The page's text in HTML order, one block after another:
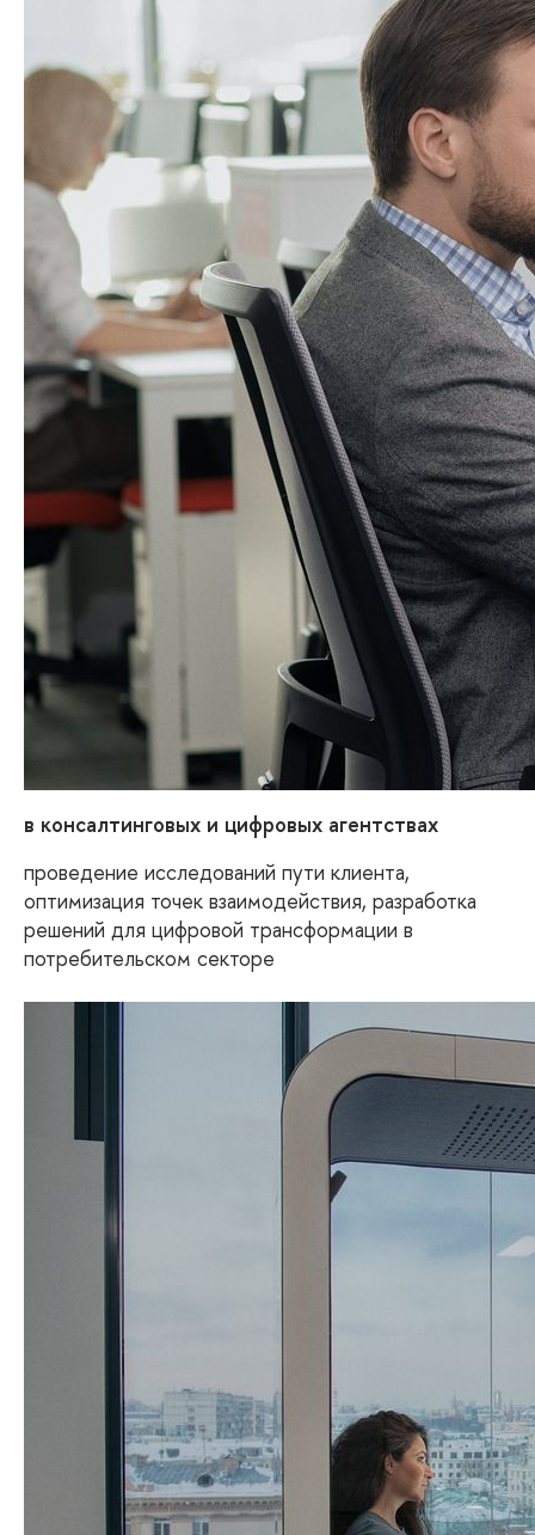
в консалтинговых и цифровых агентствах
проведение исследований пути клиента,
оптимизация точек взаимодействия, разработка
решений для цифровой трансформации в
потребительском секторе